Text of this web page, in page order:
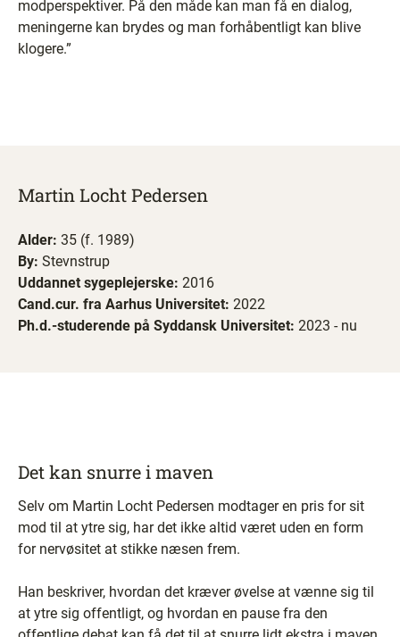
modperspektiver. På den måde kan man få en dialog,
meningerne kan brydes og man forhåbentligt kan blive
klogere.”
Martin Locht Pedersen
Alder: 35 (f. 1989)
By: Stevnstrup
Uddannet sygeplejerske: 2016
Cand.cur. fra Aarhus Universitet: 2022
Ph.d.-studerende på Syddansk Universitet: 2023 - nu
Det kan snurre i maven
Selv om Martin Locht Pedersen modtager en pris for sit
mod til at ytre sig, har det ikke altid været uden en form
for nervøsitet at stikke næsen frem.
Han beskriver, hvordan det kræver øvelse at vænne sig til
at ytre sig offentligt, og hvordan en pause fra den